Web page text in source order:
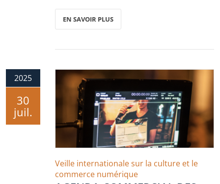
EN SAVOIR PLUS
2025
30
juil.
Veille internationale sur la culture et le
commerce numérique